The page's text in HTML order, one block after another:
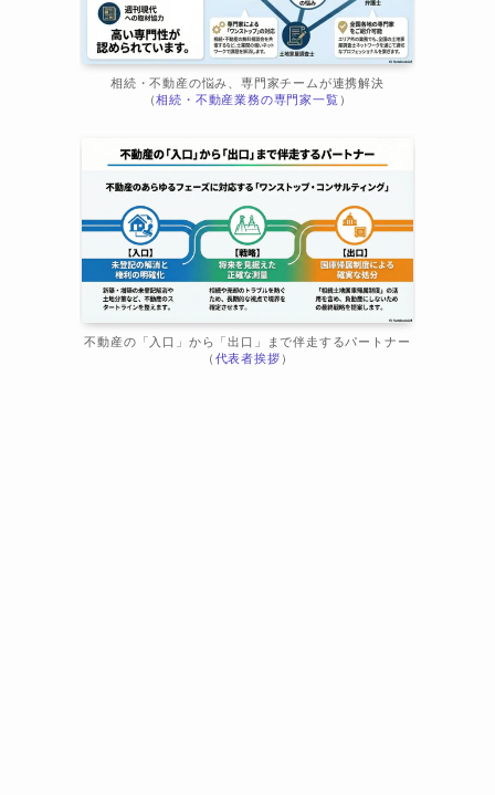
相続・不動産の悩み、専門家チームが連携解決
（相続・不動産業務の専門家一覧）
不動産の「入口」から「出口」まで伴走するパートナー
（代表者挨拶）